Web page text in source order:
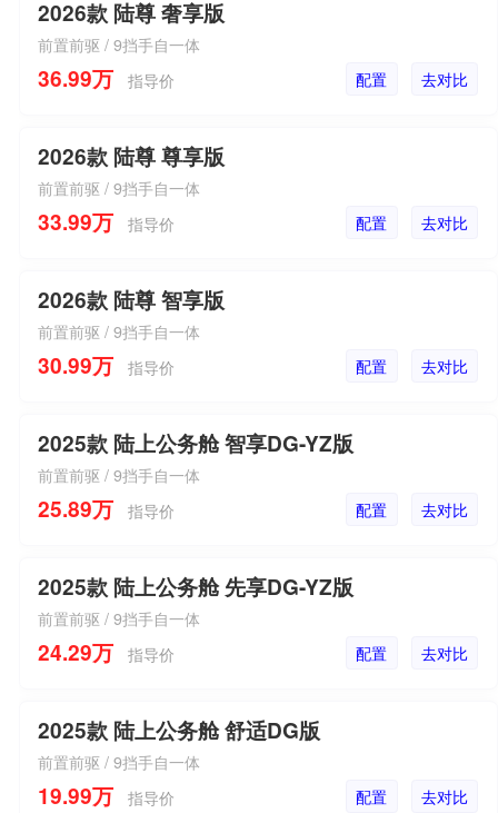
2026款 陆尊 奢享版
前置前驱 / 9挡手自一体
36.99万 指导价 去对比
配置
2026款 陆尊 尊享版
前置前驱 / 9挡手自一体
33.99万 指导价 去对比
配置
2026款 陆尊 智享版
前置前驱 / 9挡手自一体
30.99万 指导价 去对比
配置
2025款 陆上公务舱 智享DG-YZ版
前置前驱 / 9挡手自一体
25.89万 指导价 去对比
配置
2025款 陆上公务舱 先享DG-YZ版
前置前驱 / 9挡手自一体
24.29万 指导价 去对比
配置
2025款 陆上公务舱 舒适DG版
前置前驱 / 9挡手自一体
19.99万 指导价 去对比
配置